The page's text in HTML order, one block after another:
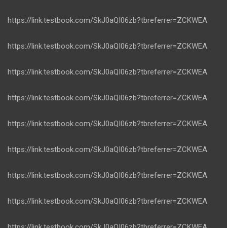
https://link.testbook.com/SkJ0aQI06zb?tbreferrer=ZCKWEA
https://link.testbook.com/SkJ0aQI06zb?tbreferrer=ZCKWEA
https://link.testbook.com/SkJ0aQI06zb?tbreferrer=ZCKWEA
https://link.testbook.com/SkJ0aQI06zb?tbreferrer=ZCKWEA
https://link.testbook.com/SkJ0aQI06zb?tbreferrer=ZCKWEA
https://link.testbook.com/SkJ0aQI06zb?tbreferrer=ZCKWEA
https://link.testbook.com/SkJ0aQI06zb?tbreferrer=ZCKWEA
https://link.testbook.com/SkJ0aQI06zb?tbreferrer=ZCKWEA